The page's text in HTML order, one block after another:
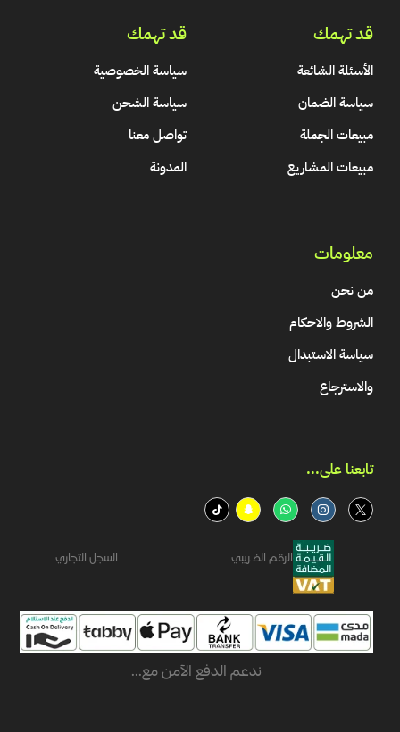
قد تهمك
الأسئلة الشائعة
سياسة الضمان
مبيعات الجملة
مبيعات المشاريع
قد تهمك
سياسة الخصوصية
سياسة الشحن
تواصل معنا
المدونة
معلومات
من نحن
الشروط والاحكام
سياسة الاستبدال
والاسترجاع
تابعنا على...​
الرقم الضريبي السجل التجاري
ندعم الدفع الآمن مع...